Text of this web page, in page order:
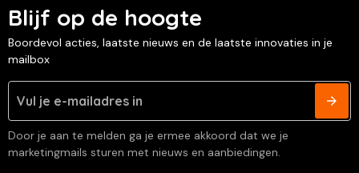
Blijf op de hoogte
Boordevol acties, laatste nieuws en de laatste innovaties in je
mailbox
Door je aan te melden ga je ermee akkoord dat we je
marketingmails sturen met nieuws en aanbiedingen.